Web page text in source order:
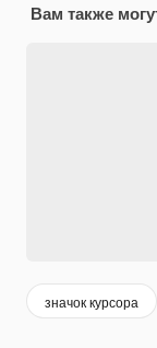
Вам также
значок курсора